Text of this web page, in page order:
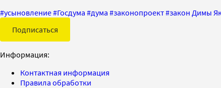
#усыновление#Госдума #дума #законопроект#закон Димы
Подписаться
Информация:
Контактная информация
Правила обработки